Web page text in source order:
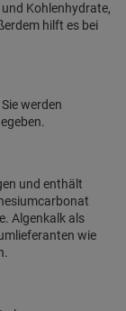
Kohlenhydrate,
hilft es bei
werden
und enthält
Algenkalk als
wie